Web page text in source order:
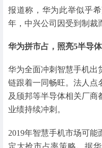
报道称，华为此举似乎
年，中兴公司因受到制裁
华为拼市占，照亮5半导
华为全面冲刺智慧手机出
链跟着一同畅旺。法人点
及颀邦等半导体相关厂商
业绩持续冲刺。
2019年智慧手机市场可
定大抢市占率策略。据